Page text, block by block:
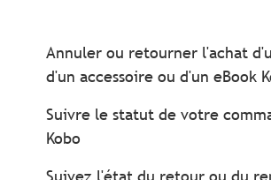
Annuler ou retourner l'achat
d'un accessoire ou d'un eBook
Suivre le statut de votre
Kobo